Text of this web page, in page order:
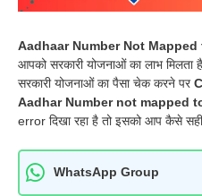
Aadhaar Number Not
आपको सरकारी योजनाओं का लाभ
सरकारी योजनाओं का पैसा चेक करने पर
Aadhar Number not mapped
error दिखा रहा है तो इसको आप कैसे
WhatsApp Group